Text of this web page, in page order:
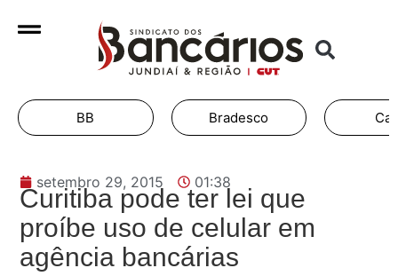
BB Bradesco
setembro 29, 2015 01:38
Curitiba pode ter lei que
proíbe uso de celular em
agência bancárias